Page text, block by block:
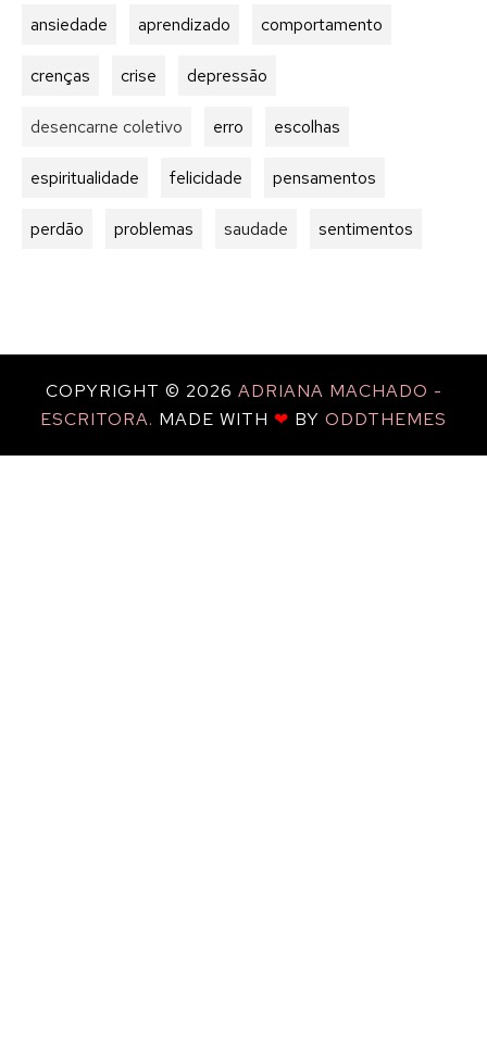
ansiedade aprendizado comportamento
crenças crise depressão
desencarne coletivo erro escolhas
espiritualidade felicidade pensamentos
perdão problemas saudade sentimentos
COPYRIGHT © 2026 ADRIANA MACHADO -
ESCRITORA. MADE WITH ❤ BY ODDTHEMES